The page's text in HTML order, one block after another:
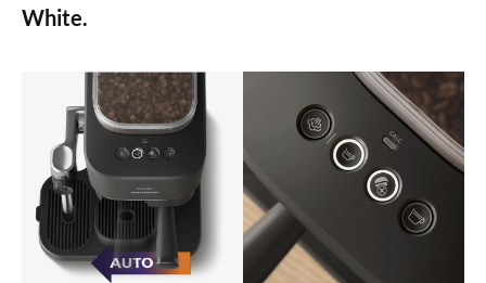
White.